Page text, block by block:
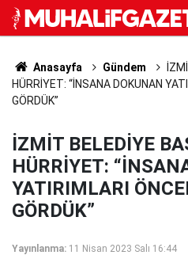
Anasayfa Gündem
HÜRRİYET: “İNSANA DOKUNAN
GÖRDÜK”
İZMİT BELEDİYE
HÜRRİYET:
YATIRIMLARI
GÖRDÜK”
Yayınlanma: 11 Nisan 2023 Salı 16:44